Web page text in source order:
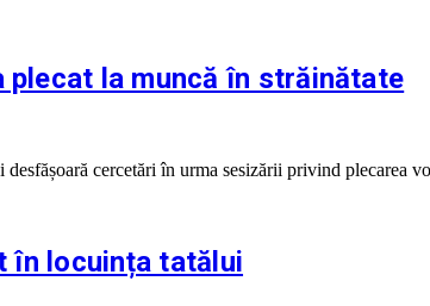
plecat la muncă în străinătate
cercetări în urma sesizării privind
în locuința tatălui